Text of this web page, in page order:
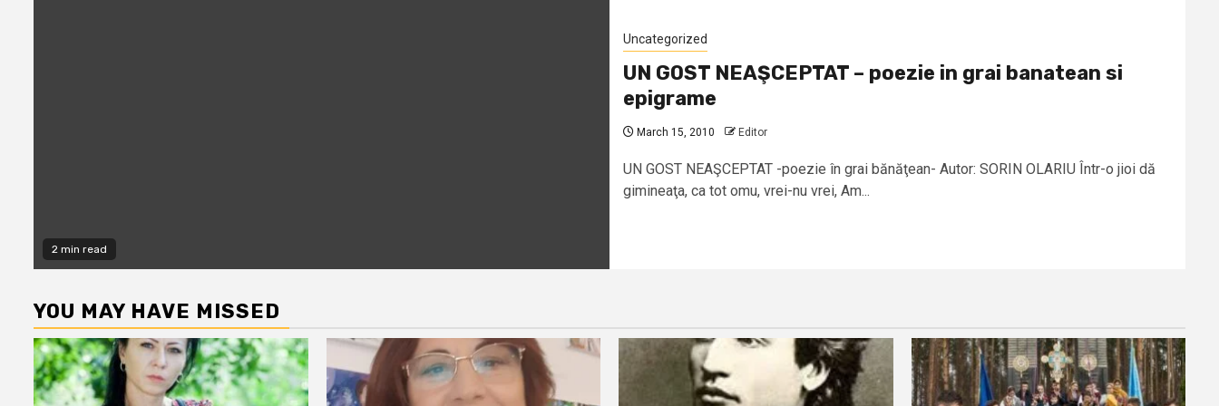
2 min read
Uncategorized
UN GOST NEAŞCEPTAT – poezie in grai banatean si
epigrame
March 15, 2010 Editor
UN GOST NEAŞCEPTAT -poezie în grai bănăţean- Autor: SORIN OLARIU Într-o jioi dă
gimineaţa, ca tot omu, vrei-nu vrei, Am...
YOU MAY HAVE MISSED